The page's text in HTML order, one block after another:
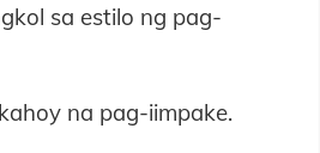
sa estilo ng pag-
na pag-iimpake.